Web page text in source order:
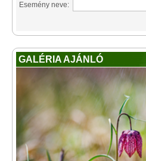
Esemény neve:
GALÉRIA AJÁNLÓ